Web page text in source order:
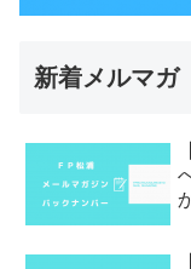
新着メルマガ